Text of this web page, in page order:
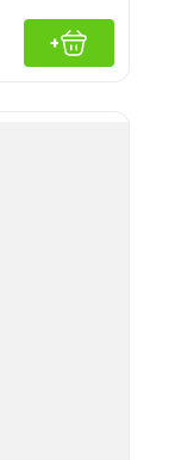
+